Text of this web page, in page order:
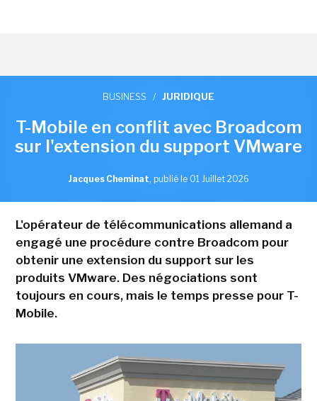
BUSINESS / JURIDIQUE
T-Mobile en conflit avec Broadcom
sur l'extension du support VMware
Jacques Cheminat, publié le 01 Juillet 2026
L'opérateur de télécommunications allemand a
engagé une procédure contre Broadcom pour
obtenir une extension du support sur les
produits VMware. Des négociations sont
toujours en cours, mais le temps presse pour T-
Mobile.